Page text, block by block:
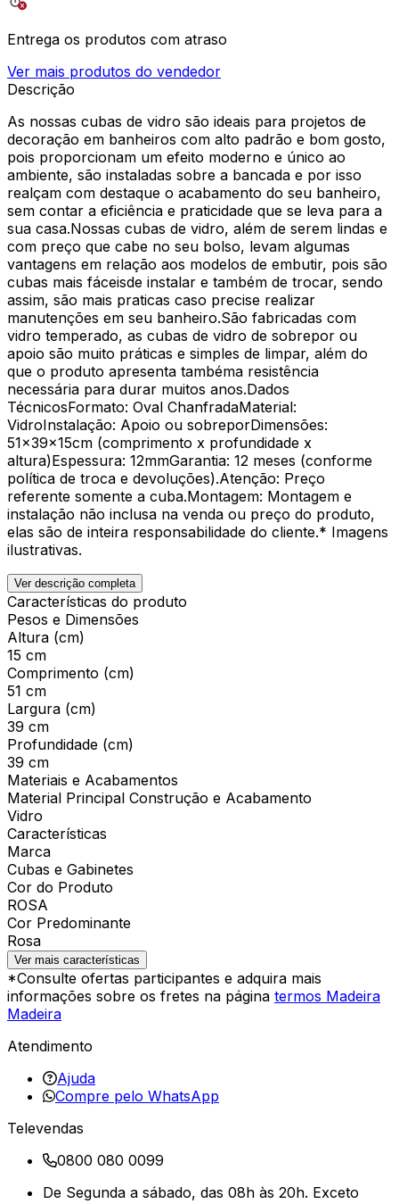
Entrega os produtos com atraso
Ver mais produtos do vendedor
Descrição
As nossas cubas de vidro são ideais para projetos de
decoração em banheiros com alto padrão e bom gosto,
pois proporcionam um efeito moderno e único ao
ambiente, são instaladas sobre a bancada e por isso
realçam com destaque o acabamento do seu banheiro,
sem contar a eficiência e praticidade que se leva para a
sua casa.Nossas cubas de vidro, além de serem lindas e
com preço que cabe no seu bolso, levam algumas
vantagens em relação aos modelos de embutir, pois são
cubas mais fáceisde instalar e também de trocar, sendo
assim, são mais praticas caso precise realizar
manutenções em seu banheiro.São fabricadas com
vidro temperado, as cubas de vidro de sobrepor ou
apoio são muito práticas e simples de limpar, além do
que o produto apresenta tambéma resistência
necessária para durar muitos anos.Dados
TécnicosFormato: Oval ChanfradaMaterial:
VidroInstalação: Apoio ou sobreporDimensões:
51x39x15cm (comprimento x profundidade x
altura)Espessura: 12mmGarantia: 12 meses (conforme
política de troca e devoluções).Atenção: Preço
referente somente a cuba.Montagem: Montagem e
instalação não inclusa na venda ou preço do produto,
elas são de inteira responsabilidade do cliente.* Imagens
ilustrativas.
Ver descrição completa
Características do produto
Pesos e Dimensões
Altura (cm)
15 cm
Comprimento (cm)
51 cm
Largura (cm)
39 cm
Profundidade (cm)
39 cm
Materiais e Acabamentos
Material Principal Construção e Acabamento
Vidro
Características
Marca
Cubas e Gabinetes
Cor do Produto
ROSA
Cor Predominante
Rosa
Ver mais características
*Consulte ofertas participantes e adquira mais
informações sobre os fretes na página termos Madeira
Madeira
Atendimento
Ajuda
Compre pelo WhatsApp
Televendas
0800 080 0099
De Segunda a sábado, das 08h às 20h. Exceto